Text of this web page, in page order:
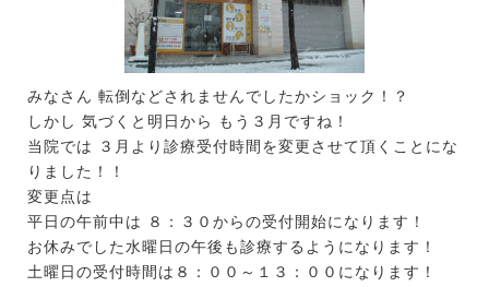
みなさん 転倒などされませんでしたかショック！？
しかし 気づくと明日から もう３月ですね！
当院では ３月より診療受付時間を変更させて頂くことにな
りました！！
変更点は
平日の午前中は ８：３０からの受付開始になります！
お休みでした水曜日の午後も診療するようになります！
土曜日の受付時間は８：００～１３：００になります！